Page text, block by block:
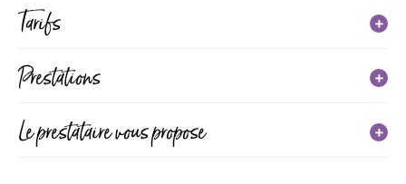
Non communiqué
Tarifs
(du 01/01/2024 au 31/12/2025)
70€
Prestations
Accueil groupe de 1 à 15 personnes
Le prestataire vous propose